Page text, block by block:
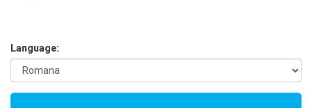
Language: